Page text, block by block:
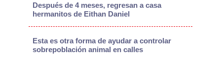
Después de 4 meses, regresan a casa
hermanitos de Eithan Daniel
Esta es otra forma de ayudar a controlar
sobrepoblación animal en calles